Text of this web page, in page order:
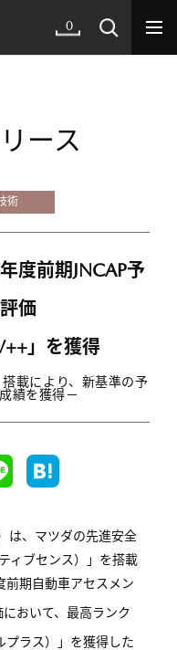
0
ース
術
度前期JNCAP予
価
」を獲得
載により、新基準の予
績を獲得－
は、マツダの先進安全
ィブセンス）」を搭載
前期自動車アセスメン
おいて、最高ランク
プラス）」を獲得した